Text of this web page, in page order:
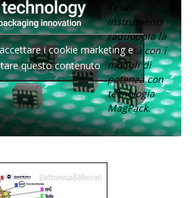
Texas
Instruments
raddoppia la
densità con i
moduli di
potenza con
tecnologia
MagPack.
i cookie marketing e
questo contenuto